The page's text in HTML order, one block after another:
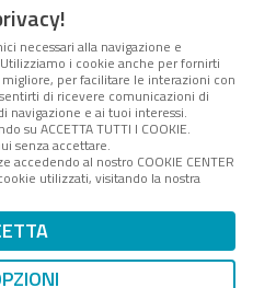
telematica iscritta
del Tribunale di Roma -
- Direttore resp. Michela
a Direzione e
S.p.A. - FPA s.r.l.
il sistema di management
- R.E.A. Roma
ISP AWS
del sito
necessari alla navigazione e
i cookie anche per fornirti
per facilitare le interazioni con
di ricevere comunicazioni di
navigazione e ai tuoi interessi.
su ACCETTA TUTTI I COOKIE.
senza accettare.
al nostro COOKIE CENTER
utilizzati, visitando la nostra